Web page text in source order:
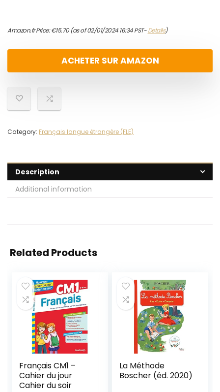
Amazon.fr Price:€15.70(as of 02/01/2024 16:34 PST-Details)
ACHETER SUR AMAZON
Category: Français langue étrangère (FLE)
Description
Additional information
Related Products
Français CM1 –
Cahier du jour
Cahier du soir
La Méthode
Boscher (éd. 2020)